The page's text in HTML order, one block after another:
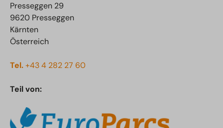
Presseggen 29
9620 Presseggen
Kärnten
Österreich
Tel.+43 4 282 27 60
Teil von: